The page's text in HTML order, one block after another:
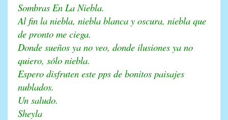
Sombras En La Niebla.
Al fin la niebla, niebla blanca y oscura, niebla que
de pronto me ciega.
Donde sueños ya no veo, donde ilusiones ya no
quiero, sólo niebla.
Espero disfruten este pps de bonitos paisajes
nublados.
Un saludo.
Sheyla